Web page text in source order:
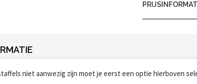
niet aanwezig zijn moet je eerst een optie hierboven